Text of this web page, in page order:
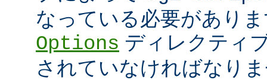
なっている必要があり
Options ディレクティ
されていなければなり